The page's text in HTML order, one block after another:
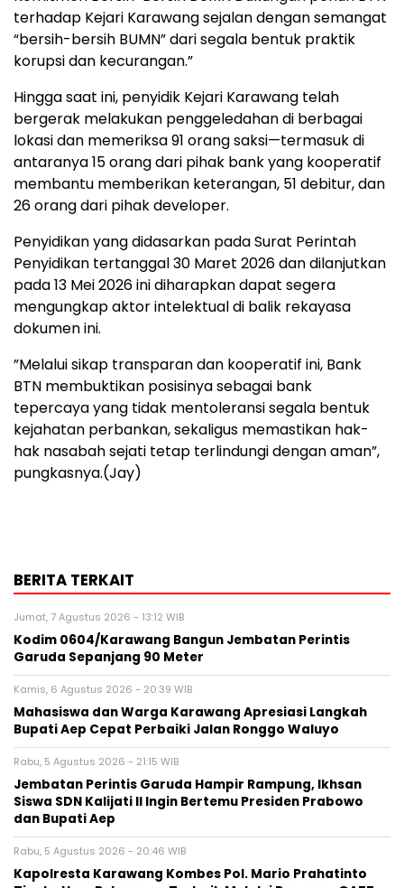
terhadap Kejari Karawang sejalan dengan semangat
“bersih-bersih BUMN” dari segala bentuk praktik
korupsi dan kecurangan.”
Hingga saat ini, penyidik Kejari Karawang telah
bergerak melakukan penggeledahan di berbagai
lokasi dan memeriksa 91 orang saksi—termasuk di
antaranya 15 orang dari pihak bank yang kooperatif
membantu memberikan keterangan, 51 debitur, dan
26 orang dari pihak developer.
​Penyidikan yang didasarkan pada Surat Perintah
Penyidikan tertanggal 30 Maret 2026 dan dilanjutkan
pada 13 Mei 2026 ini diharapkan dapat segera
mengungkap aktor intelektual di balik rekayasa
dokumen ini.
​”Melalui sikap transparan dan kooperatif ini, Bank
BTN membuktikan posisinya sebagai bank
tepercaya yang tidak mentoleransi segala bentuk
kejahatan perbankan, sekaligus memastikan hak-
hak nasabah sejati tetap terlindungi dengan aman”,
pungkasnya.(Jay)
BERITA TERKAIT
Jumat, 7 Agustus 2026 - 13:12 WIB
Kodim 0604/Karawang Bangun Jembatan Perintis
Garuda Sepanjang 90 Meter
Kamis, 6 Agustus 2026 - 20:39 WIB
Mahasiswa dan Warga Karawang Apresiasi Langkah
Bupati Aep Cepat Perbaiki Jalan Ronggo Waluyo
Rabu, 5 Agustus 2026 - 21:15 WIB
Jembatan Perintis Garuda Hampir Rampung, Ikhsan
Siswa SDN Kalijati II Ingin Bertemu Presiden Prabowo
dan Bupati Aep
Rabu, 5 Agustus 2026 - 20:46 WIB
Kapolresta Karawang Kombes Pol. Mario Prahatinto